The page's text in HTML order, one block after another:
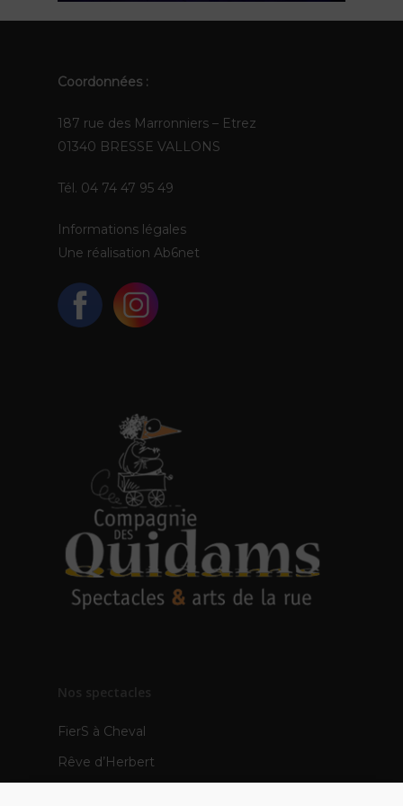
Coordonnées :
187 rue des Marronniers – Etrez
01340 BRESSE VALLONS
Tél. 04 74 47 95 49
Informations légales
Une réalisation Ab6net
Nos spectacles
FierS à Cheval
Rêve d’Herbert
EN